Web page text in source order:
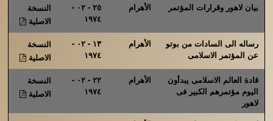
بيان لاهور وقرارات المؤتمر
الأهرام
٢٥ - ٠٢ -
١٩٧٤
النسخة
الاصلية
رساله الى السادات من بوتو
عن المؤتمر الاسلامى
الأهرام
١٣ - ٠٢ -
١٩٧٤
النسخة
الاصلية
قادة العالم الاسلامى يبدأون
اليوم مؤتمرهم الكبير فى
لاهور
الأهرام
٢٢ - ٠٢ -
١٩٧٤
النسخة
الاصلية